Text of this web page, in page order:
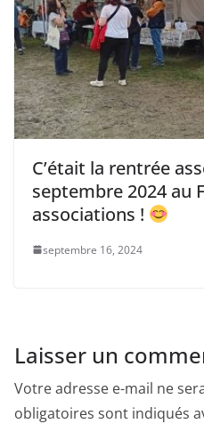
C’était la rentrée
septembre 2024 au
associations !
septembre 16, 2024
Laisser un
Votre adresse e-mail ne
obligatoires sont indiqués